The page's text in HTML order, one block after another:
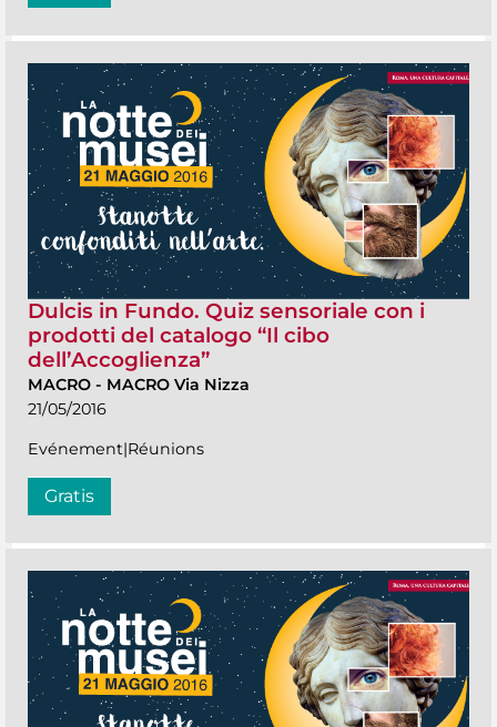
Dulcis in Fundo. Quiz sensoriale con i
prodotti del catalogo “Il cibo
dell’Accoglienza”
MACRO - MACRO Via Nizza
21/05/2016
Evénement|Réunions
Gratis